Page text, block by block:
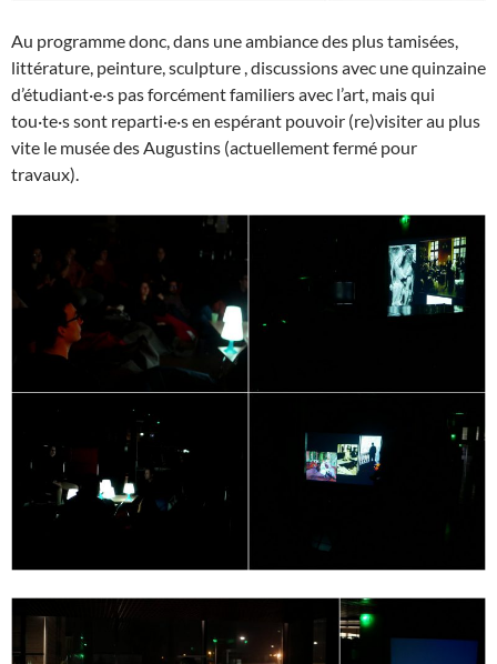
Au programme donc, dans une ambiance des plus tamisées,
littérature, peinture, sculpture , discussions avec une quinzaine
d’étudiant·e·s pas forcément familiers avec l’art, mais qui
tou·te·s sont reparti·e·s en espérant pouvoir (re)visiter au plus
vite le musée des Augustins (actuellement fermé pour
travaux).